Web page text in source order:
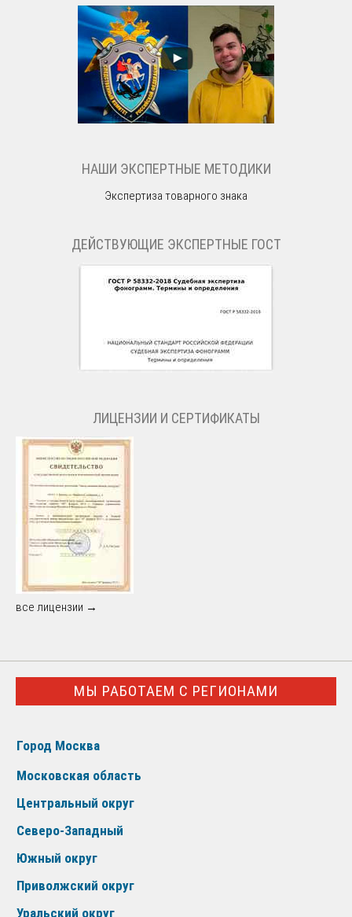
НАШИ ЭКСПЕРТНЫЕ МЕТОДИКИ
Экспертиза товарного знака
ДЕЙСТВУЮЩИЕ ЭКСПЕРТНЫЕ ГОСТ
ЛИЦЕНЗИИ И СЕРТИФИКАТЫ
все лицензии →
МЫ РАБОТАЕМ С РЕГИОНАМИ
Город Москва
Московская область
Центральный округ
Северо-Западный
Южный округ
Приволжский округ
Уральский округ